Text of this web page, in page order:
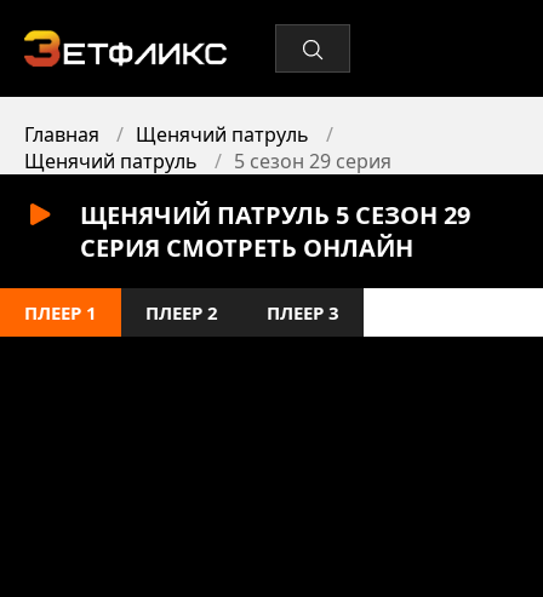
Главная
Щенячий патруль
Щенячий патруль
5 сезон 29 серия
ЩЕНЯЧИЙ ПАТРУЛЬ 5 СЕЗОН 29
СЕРИЯ СМОТРЕТЬ ОНЛАЙН
ПЛЕЕР 1 ПЛЕЕР 2 ПЛЕЕР 3